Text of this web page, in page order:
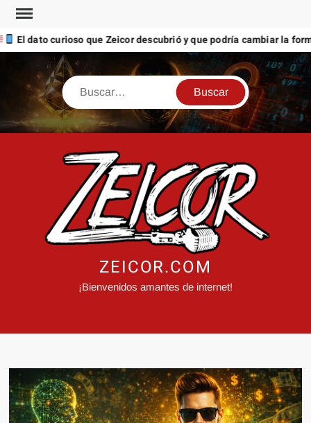
Saltar
contenido
curioso que Zeicor descubrió y que podría cambiar la forma en
Buscar
ZEICOR.COM
¡Bienvenidos amantes de internet!